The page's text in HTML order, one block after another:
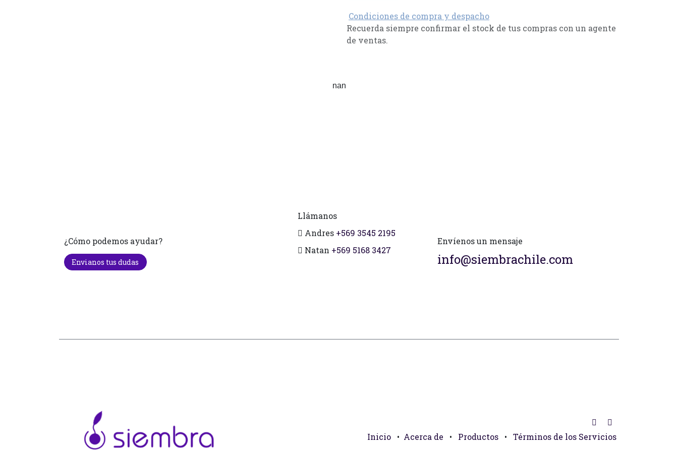
Condiciones de compra y despacho
Recuerda siempre confirmar el stock de tus compras con un agente
de ventas.
nan
¿Cómo podemos ayudar?
Envianos tus dudas
Llámanos
Andres +569 3545 2195
Natan +569 5168 3427
Envíenos un mensaje
info@siembrachile.com
Inicio • Acerca de • Productos • Términos de los Servicios